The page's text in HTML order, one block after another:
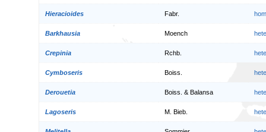
Hieracioides Fabr.
Barkhausia Moench
Crepinia Rchb.
Cymboseris Boiss.
Derouetia Boiss. & Balansa
Lagoseris M. Bieb.